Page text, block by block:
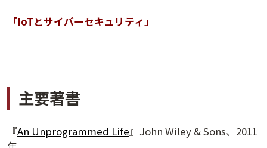
「IoTとサイバーセキュリティ」
主要著書
『An Unprogrammed Life』John Wiley & Sons、2011